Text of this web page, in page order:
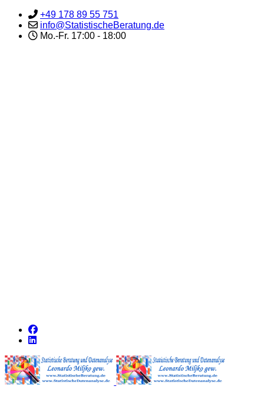
+49 178 89 55 751
info@StatistischeBeratung.de
Mo.-Fr. 17:00 - 18:00